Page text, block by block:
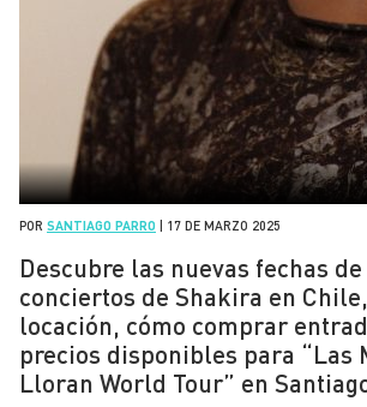
POR SANTIAGO PARRO 17 DE MARZO 2025
Descubre las nuevas fechas
conciertos de Shakira en
locación, cómo comprar
precios disponibles para “Las
Lloran World Tour” en